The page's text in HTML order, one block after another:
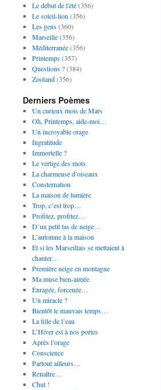
Le début de l'été(356)
Le soleil-lion (356)
Les gens(360)
Marseille(356)
Méditerranée(356)
Printemps(357)
Questions ?(384)
Zooland(356)
Derniers Poèmes
Un curieux mois de Mars
Oh, Printemps, aide-moi…
Un incroyable orage
Ingratitude
Immortelle ?
Le vertige des mots
La charmeuse d’oiseaux
Consternation
La maison de lumière
Trop, c’est trop…
Profitez, profitez…
D’un petit tas de neige…
L’automne à la maison
Et si les Marseillais se mettaient à
chanter…
Première neige en montagne
Ma muse bien-aimée
Enragée, forcenée…
Un miracle ?
Bientôt le mauvais temps…
La fille de l’eau
L’Hiver est à nos portes
Après l’orage
Conscience
Partout ailleurs…
Renaître…
Chut !